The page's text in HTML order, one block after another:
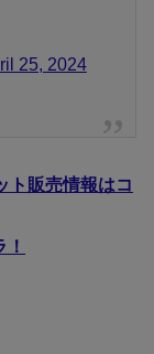
25, 2024
ト販売情報はコ